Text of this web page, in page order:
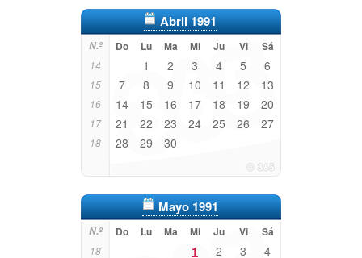
Abril 1991
N.º Do Lu Ma Mi Ju Vi Sá
14 1 2 3 4 5 6
15 7 8 9 10 11 12 13
16 14 15 16 17 18 19 20
17 21 22 23 24 25 26 27
18 28 29 30
Mayo 1991
N.º Do Lu Ma Mi Ju Vi Sá
18 1 2 3 4